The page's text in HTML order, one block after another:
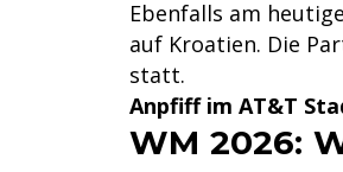
Ebenfalls am
auf Kroatien. Die
statt.
Anpfiff im AT&T
WM 2026: